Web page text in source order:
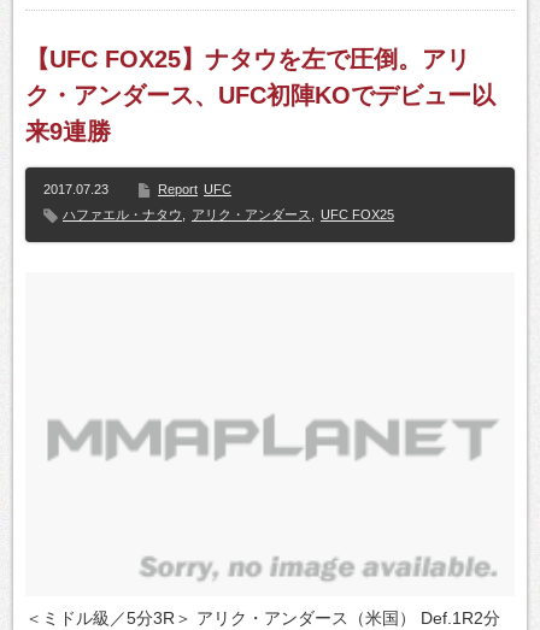
【UFC FOX25】ナタウを左で圧倒。アリ
ク・アンダース、UFC初陣KOでデビュー以
来9連勝
2017.07.23 Report UFC
ハファエル・ナタウ
アリク・アンダース UFC FOX25
＜ミドル級／5分3R＞ アリク・アンダース（米国） Def.1R2分